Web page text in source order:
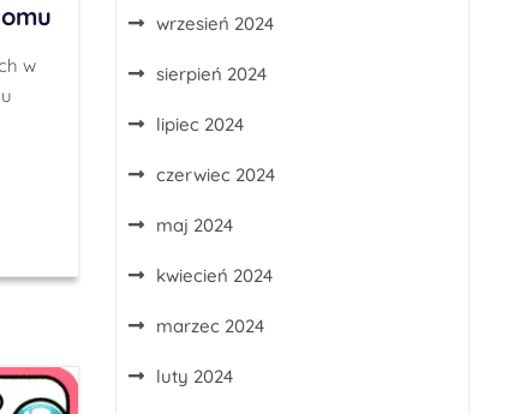
w
wrzesień 2024
sierpień 2024
lipiec 2024
czerwiec 2024
maj 2024
kwiecień 2024
marzec 2024
luty 2024